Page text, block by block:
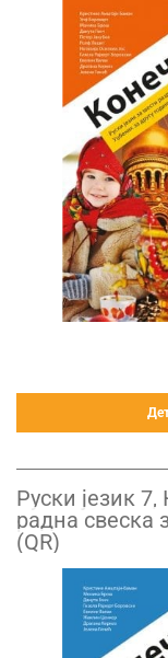
Руски језик
радна свеска
(QR)